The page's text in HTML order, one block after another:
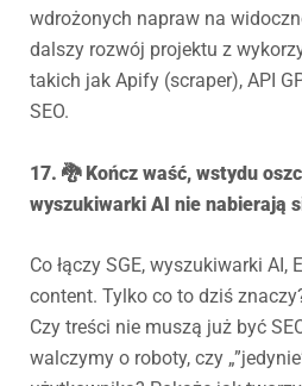
wdrożonych napraw na
dalszy rozwój projektu z
takich jak Apify (scraper), API
SEO.
17. 🐉 Kończ waść, wstydu
wyszukiwarki AI nie nabierają
Co łączy SGE, wyszukiwarki AI,
content. Tylko co to dziś
Czy treści nie muszą już być
walczymy o roboty, czy